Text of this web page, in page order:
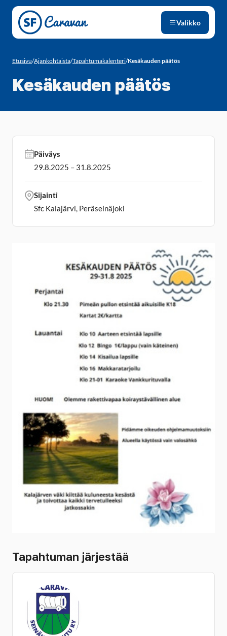
Siirry sivun sisältöön
Valikko
Etusivu/Ajankohtaista/Tapahtumakalenteri/Kesäkauden päätös
Kesäkauden päätös
Tapahtuman järjestää
Päiväys
29.8.2025 – 31.8.2025
Sijainti
Sfc Kalajärvi, Peräseinäjoki